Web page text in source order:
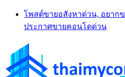
Skip
content
โพสต์ขายอสังหาด่วน, อยาก
ประกาศขายคอนโดด่วน